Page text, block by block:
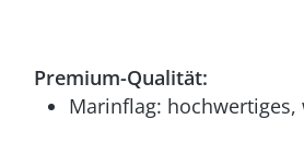
Premium-Qualität:
Marinflag: hochwertiges,